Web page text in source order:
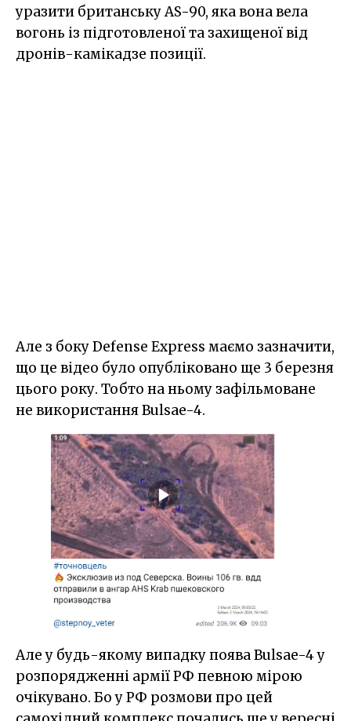
уразити британську AS-90, яка вона вела
вогонь із підготовленої та захищеної від
дронів-камікадзе позиції.
Але з боку Defense Express маємо зазначити,
що це відео було опубліковано ще 3 березня
цього року. Тобто на ньому зафільмоване
не використання Bulsae-4.
Але у будь-якому випадку поява Bulsae-4 у
розпорядженні армії РФ певною мірою
очікувано. Бо у РФ розмови про цей